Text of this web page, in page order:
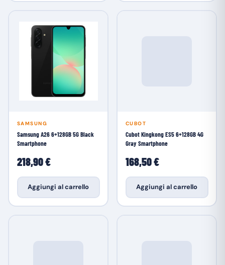
SAMSUNG
Samsung A26 6+128GB 5G Black
Smartphone
218,90 €
Aggiungi al carrello
CUBOT
Cubot Kingkong ES5 6+128GB 4G
Gray Smartphone
168,50 €
Aggiungi al carrello